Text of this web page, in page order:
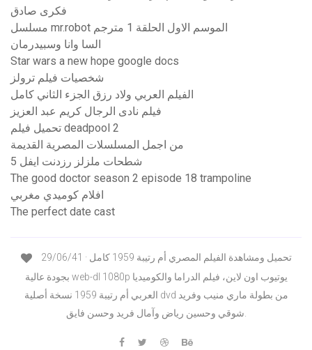
فكرى صادق
مسلسل mr.robot الموسم الاول الحلقة 1 مترجم
السا وانا وسبيدرمان
Star wars a new hope google docs
شخصيات فيلم ترولز
الفيلم العربي ولاد رزق الجزء الثاني كامل
فيلم نادى الرجال كريم عبد العزيز
تحميل فيلم deadpool 2
من اجمل المسلسلات المصرية القديمة
شطحات ملزلز رزدنت ايفل 5
The good doctor season 2 episode 18 trampoline
افلام كوميدي مغربي
The perfect date cast
29/06/41 · تحميل ومشاهدة الفيلم المصري أم رتيبة 1959 كامل
بجودة عالية web-dl 1080p يوتيوب اون لاين، فيلم الدراما والكوميديا
العربي أم رتيبة 1959 نسخة أصلية dvd من بطولة ماري منيب وفريد